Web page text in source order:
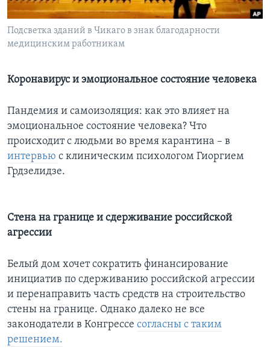
Learning English
Языки
Подсветка зданий в Чикаго в знак благодарности
медицинским работникам
Коронавирус и эмоциональное состояние человека
Пандемия и самоизоляция: как это влияет на
эмоциональное состояние человека? Что
происходит с людьми во время карантина – в
интервью с клиническим психологом Гиоргием
Грдзелидзе.
Стена на границе и сдерживание российской
агрессии
Белый дом хочет сократить финансирование
инициатив по сдерживанию российской агрессии
и перенаправить часть средств на строительство
стены на границе. Однако далеко не все
законодатели в Конгрессе согласны с таким
решением.